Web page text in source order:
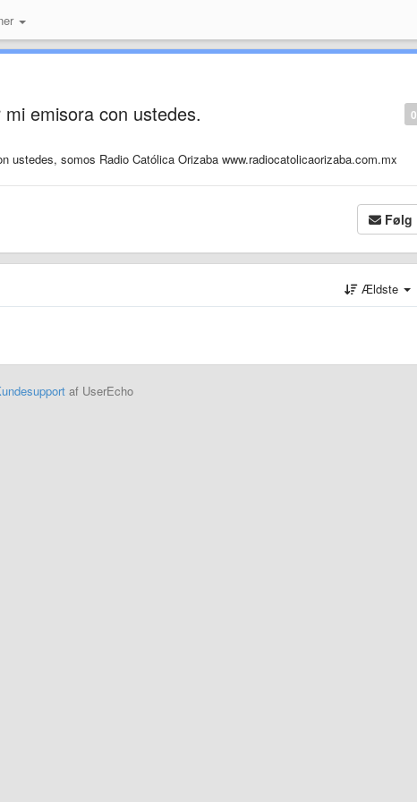
0
emisora con ustedes.
ustedes, somos Radio Católica Orizaba www.radiocatolicaorizaba.com.mx
Følg
Ældste
af UserEcho